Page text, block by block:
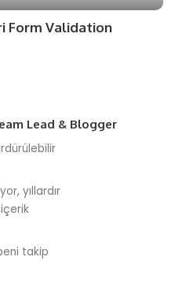
Form Validation
Lead & Blogger
yıllardır
takip